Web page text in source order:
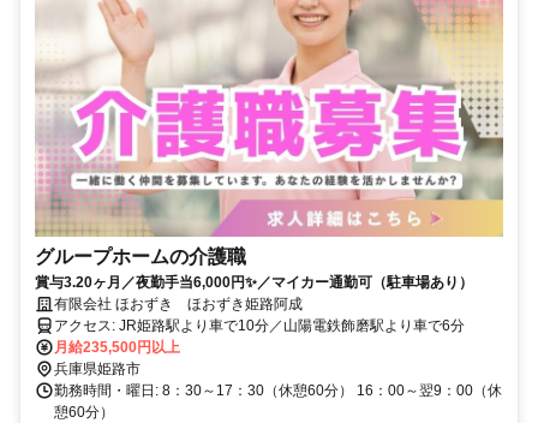
グループホームの介護職
賞与3.20ヶ月／夜勤手当6,000円✨／マイカー通勤可（駐車場あり）
有限会社 ほおずき ほおずき姫路阿成
アクセス: JR姫路駅より車で10分／山陽電鉄飾磨駅より車で6分
月給235,500円以上
兵庫県姫路市
勤務時間・曜日: 8：30～17：30（休憩60分） 16：00～翌9：00（休
憩60分）